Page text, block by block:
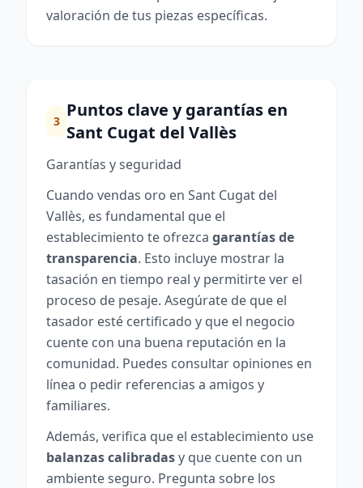
valoración de tus piezas específicas.
3
Puntos clave y garantías en
Sant Cugat del Vallès
Garantías y seguridad
Cuando vendas oro en Sant Cugat del
Vallès, es fundamental que el
establecimiento te ofrezca garantías de
transparencia. Esto incluye mostrar la
tasación en tiempo real y permitirte ver el
proceso de pesaje. Asegúrate de que el
tasador esté certificado y que el negocio
cuente con una buena reputación en la
comunidad. Puedes consultar opiniones en
línea o pedir referencias a amigos y
familiares.
Además, verifica que el establecimiento use
balanzas calibradasy que cuente con un
ambiente seguro. Pregunta sobre los